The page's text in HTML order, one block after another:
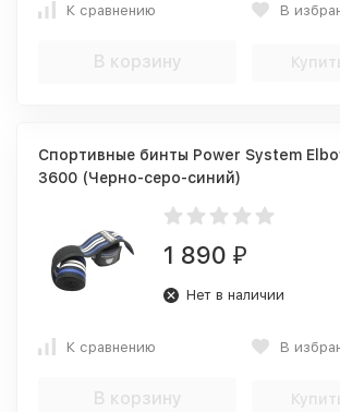
К сравнению В
В корзину
Спортивные бинты Power System
3600 (Черно-серо-синий)
1 890 ₽
Нет в наличии
К сравнению В
В корзину